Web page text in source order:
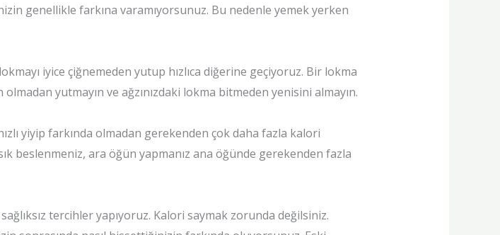
genellikle farkına varamıyorsunuz. Bu nedenle yemek yerken
iyice çiğnemeden yutup hızlıca diğerine geçiyoruz. Bir lokma
yutmayın ve ağzınızdaki lokma bitmeden yenisini almayın.
yiyip farkında olmadan gerekenden çok daha fazla kalori
beslenmeniz, ara öğün yapmanız ana öğünde gerekenden fazla
tercihler yapıyoruz. Kalori saymak zorunda değilsiniz.